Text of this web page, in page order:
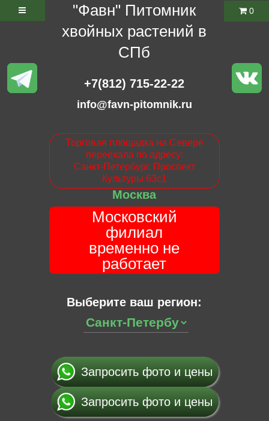
"Фавн" Питомник
хвойных растений в
СПб
+7(812) 715-22-22
info@favn-pitomnik.ru
Торговая площадка на Севере
переехала по адресу:
Санкт-Петербург. Проспект
Культуры 63с1
Москва
Московский
филиал
временно не
работает
Выберите ваш регион:
0
Запросить фото и цены
Запросить фото и цены